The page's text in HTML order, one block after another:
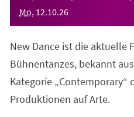
Mo, 12.10.26
New Dance ist die aktuelle
Bühnentanzes, bekannt
Kategorie „Contemporary“
Produktionen auf Arte.